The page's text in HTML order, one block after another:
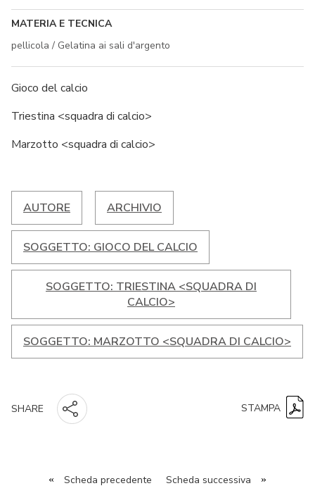
MATERIA E TECNICA
pellicola / Gelatina ai sali d'argento
Gioco del calcio
Triestina <squadra di calcio>
Marzotto <squadra di calcio>
AUTORE ARCHIVIO
SOGGETTO: GIOCO DEL CALCIO
SOGGETTO: TRIESTINA <SQUADRA DI
CALCIO>
SOGGETTO: MARZOTTO <SQUADRA DI CALCIO>
SHARE STAMPA
« Scheda precedente Scheda successiva »